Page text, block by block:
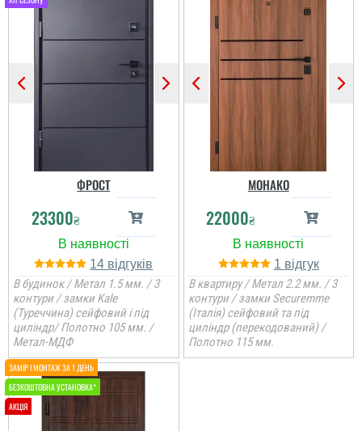
ФРОСТ
23300₴
14
В будинок / Метал 1.5 мм. / 3
контури / замки Kale
(Туреччина) сейфовий і під
циліндр/ Полотно 105 мм. /
Метал-МДФ
МОНАКО
22000₴
1
В квартиру / Метал 2.2 мм. / 3
контури / замки Securemme
(Італія) сейфовий та під
циліндр (перекодований) /
Полотно 115 мм.